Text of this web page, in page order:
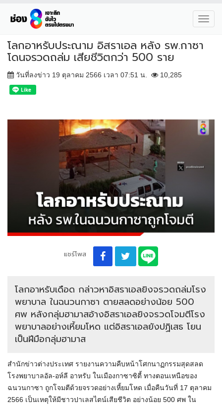
โลกอาหรับประณาม อิสราเอล หลัง รพ.กาซา
โดนจรวดถล่ม เสียชีวิตกว่า 500 ราย
วันที่ลงข่าว 19 ตุลาคม 2566 เวลา 07:51 น. 10,285
แชร์โพส
โลกอาหรับเดือด กล่าวหาอิสราเอลยิงจรวดถล่มโรง
พยาบาล ในฉนวนกาซา ตายสลดอย่างน้อย 500
ศพ หลังกลุ่มฮามาสอ้างอิสราเอลยิงจรวดโจมตีโรง
พยาบาลอย่างเหี้ยมโหด แต่อิสราเอลยังปฏิเสธ โยน
เป็นฝีมือกลุ่มฮามาส
สำนักข่าวต่างประเทศ รายงานความคืบหน้าโศกนาฏกรรมสุดสลด
โรงพยาบาลอัล-อห์ลี อาหรับ ในเมืองกาซาซิตี้ ทางตอนเหนือของ
ฉนวนกาซา ถูกโจมตีด้วยจรวดอย่างเหี้ยมโหด เมื่อคืนวันที่ 17 ตุลาคม
2566 เป็นเหตุให้มีชาวปาเลสไตน์เสียชีวิต อย่างน้อย 500 ศพ ใน